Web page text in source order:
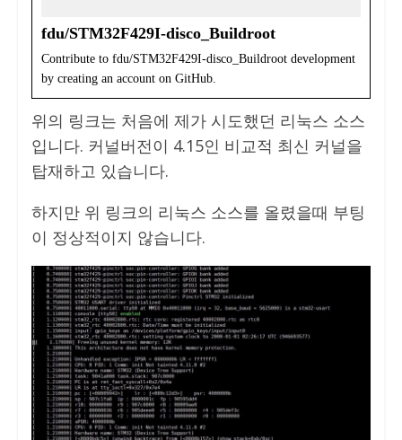
fdu/STM32F429I-disco_Buildroot
Contribute to fdu/STM32F429I-disco_Buildroot development
by creating an account on GitHub.
위의 링크는 처음에 제가 시도했던 리눅스 소스
입니다. 커널버전이 4.15인 비교적 최신 커널을
탑재하고 있습니다.
하지만 위 링크의 리눅스 소스를 올렸을때 부팅
이 정상적이지 않습니다.